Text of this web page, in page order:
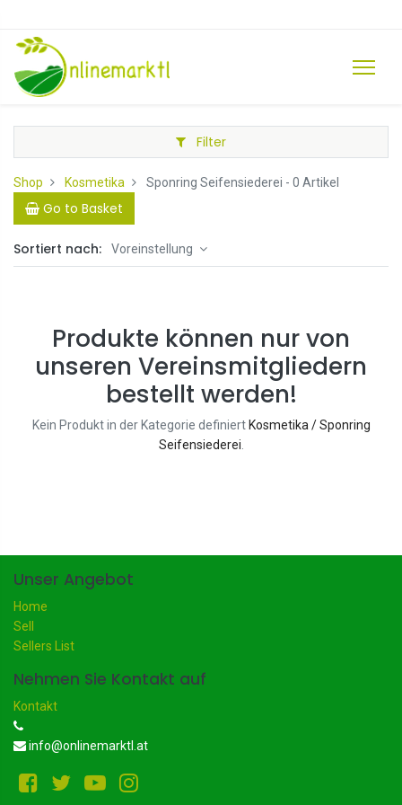
Filter
Shop Kosmetika Sponring Seifensiederei - 0 Artikel
Go to Basket
Sortiert nach: Voreinstellung
Produkte können nur von
unseren Vereinsmitgliedern
bestellt werden!
Kein Produkt in der Kategorie definiert Kosmetika / Sponring
Seifensiederei
Unser Angebot
Home
Sell
Sellers List
Nehmen Sie Kontakt auf
Kontakt
info@onlinemarktl.at